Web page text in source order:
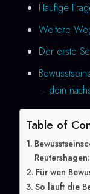
Häufige
Weitere
Der erste
– dein
Table of
Für wen
So läuft die